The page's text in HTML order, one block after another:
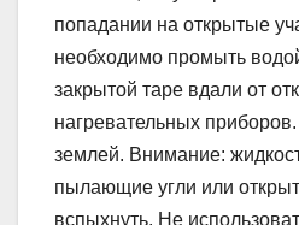
попадании на открытые
необходимо промыть
закрытой таре вдали от
нагревательных
землей. Внимание:
пылающие угли или
вспыхнуть. Не